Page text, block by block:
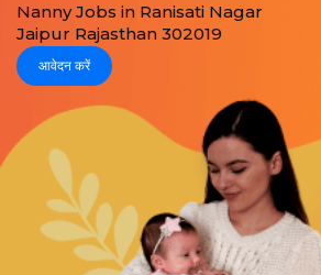
Nanny Jobs in Ranisati Nagar
Jaipur Rajasthan 302019
आवेदन करें